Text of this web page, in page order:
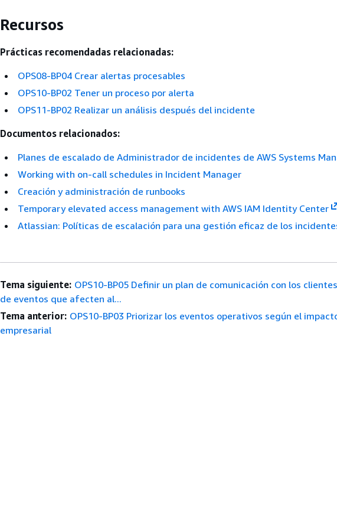
Recursos
Prácticas recomendadas relacionadas:
OPS08-BP04 Crear alertas procesables
OPS10-BP02 Tener un proceso por alerta
OPS11-BP02 Realizar un análisis después del incidente
Documentos relacionados:
Planes de escalado de Administrador de incidentes de AWS Systems
Working with on-call schedules in Incident Manager
Creación y administración de runbooks
Temporary elevated access management with AWS IAM Identity Center
Atlassian: Políticas de escalación para una gestión eficaz de los
Tema siguiente: OPS10-BP05 Definir un plan de comunicación con los
de eventos que afecten al...
Tema anterior: OPS10-BP03 Priorizar los eventos operativos según el
empresarial